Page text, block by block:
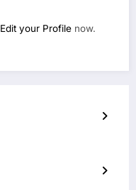
Edit your Profile now.